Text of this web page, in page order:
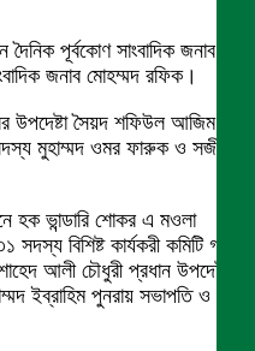
পূর্বকোণ সাংবাদিক জনাব
জনাব মোহম্মদ রফিক।
উপদেষ্টা সৈয়দ শফিউল আজিম
মুহাম্মদ ওমর ফারুক ও সজীবুল
ভান্ডারি শোকর এ মওলা
বিশিষ্ট কার্যকরী কমিটি গঠন
আলী চৌধুরী প্রধান উপদেষ্টা,
ইব্রাহিম পুনরায় সভাপতি ও